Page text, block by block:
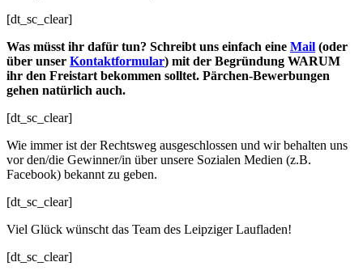
[dt_sc_clear]
Was müsst ihr dafür tun? Schreibt uns einfach eine Mail (oder
über unser Kontaktformular) mit der Begründung WARUM
ihr den Freistart bekommen solltet. Pärchen-Bewerbungen
gehen natürlich auch.
[dt_sc_clear]
Wie immer ist der Rechtsweg ausgeschlossen und wir behalten uns
vor den/die Gewinner/in über unsere Sozialen Medien (z.B.
Facebook) bekannt zu geben.
[dt_sc_clear]
Viel Glück wünscht das Team des Leipziger Laufladen!
[dt_sc_clear]